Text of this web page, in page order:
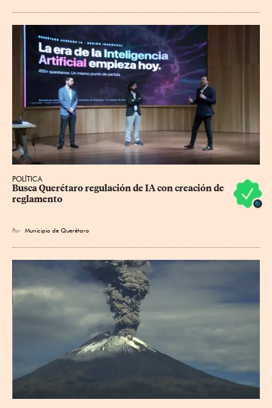
POLÍTICA
Busca Querétaro regulación de IA con creación de
reglamento
Por Municipio de Querétaro